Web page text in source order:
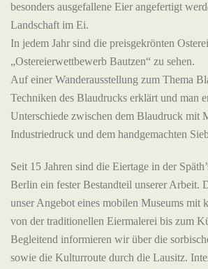
besonders ausgefallene Eier angefertigt
Landschaft im Ei.
In jedem Jahr sind die preisgekrönten
„Ostereierwettbewerb Bautzen“ zu sehen.
Auf einer Wanderausstellung zum Thema
Techniken des Blaudrucks erklärt und man
Unterschiede zwischen dem Blaudruck mit
Industriedruck und dem handgemachten
Seit 15 Jahren sind die Eiertage in der
Berlin ein fester Bestandteil unserer Arbeit.
unser Angebot eines mobilen Museums mit
von der traditionellen Eiermalerei bis zum
Begleitend informieren wir über die
sowie die Kulturroute durch die Lausitz.